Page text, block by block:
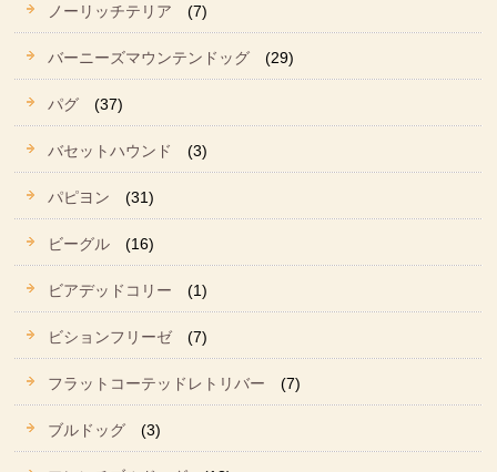
ノーリッチテリア (7)
バーニーズマウンテンドッグ (29)
パグ (37)
バセットハウンド (3)
パピヨン (31)
ビーグル (16)
ビアデッドコリー (1)
ビションフリーゼ (7)
フラットコーテッドレトリバー (7)
ブルドッグ (3)